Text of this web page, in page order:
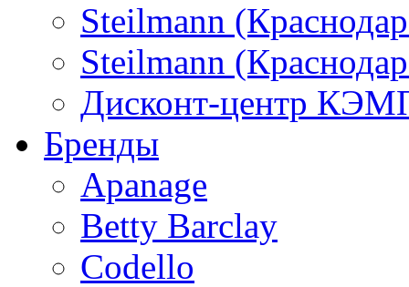
Steilmann
Steilmann
Дисконт-центр
Бренды
Apanage
Betty Barclay
Codello